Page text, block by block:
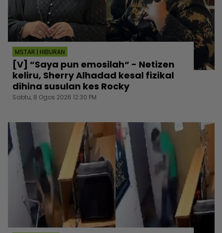
MSTAR | HIBURAN
[V] “Saya pun emosilah“ - Netizen
keliru, Sherry Alhadad kesal fizikal
dihina susulan kes Rocky
Sabtu, 8 Ogos 2026 12:30 PM